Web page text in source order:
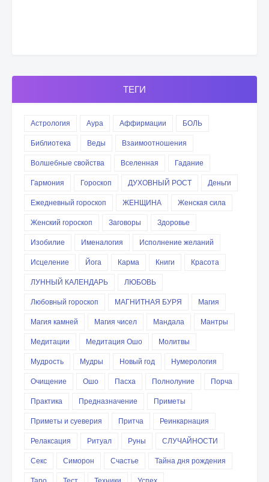
ТЕГИ
Астрология Аура Аффирмации
БОЛЬ
Библиотека
Веды
Взаимоотношения
Волшебные свойства
Вселенная
Гадание
Гармония
Гороскоп ДУХОВНЫЙ РОСТ
Деньги
Ежедневный гороскоп
ЖЕНЩИНА
Женская сила
Женский гороскоп
Заговоры
Здоровье
Изобилие
Именалогия
Исполнение желаний
Исцеление
Йога Карма Книги
Красота
ЛУННЫЙ КАЛЕНДАРЬ
ЛЮБОВЬ
Любовный гороскоп
МАГНИТНАЯ БУРЯ
Магия
Магия камней
Магия чисел Мандала
Мантры
Медитации
Медитация Ошо
Молитвы
Мудрость
Мудры Новый год
Нумерология
Очищение
Ошо Пасха Полнолуние
Порча
Практика
Предназначение
Приметы
Приметы и суеверия
Притча
Реинкарнация
Релаксация
Ритуал Руны
СЛУЧАЙНОСТИ
Секс
Симорон Счастье
Тайна дня рождения